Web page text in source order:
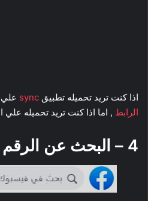
اذا كنت تريد تحميله تطبيق sync علي
الرابط , اما اذا كنت تريد تحميله
4 – البحث عن الرقم في فيس بوك